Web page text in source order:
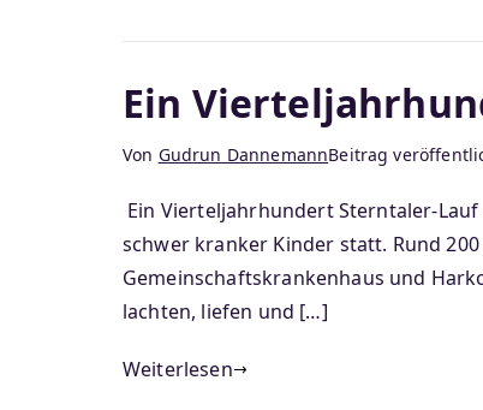
Ein
Von Gudrun DannemannBeitrag
Ein Vierteljahrhundert Sterntaler-
schwer kranker Kinder statt. Rund
Gemeinschaftskrankenhaus und
lachten, liefen und […]
Weiterlesen